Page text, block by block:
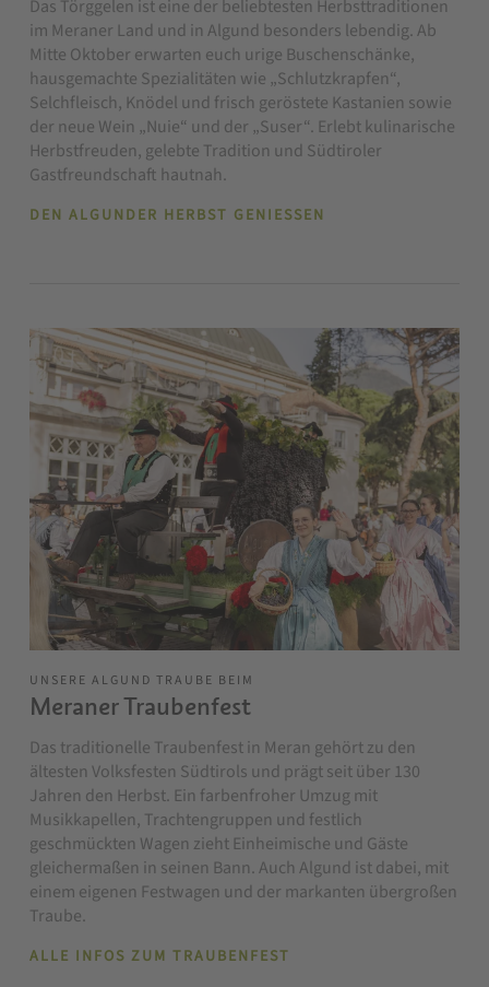
Das Törggelen ist eine der beliebtesten Herbsttraditionen
im Meraner Land und in Algund besonders lebendig. Ab
Mitte Oktober erwarten euch urige Buschenschänke,
hausgemachte Spezialitäten wie „Schlutzkrapfen“,
Selchfleisch, Knödel und frisch geröstete Kastanien sowie
der neue Wein „Nuie“ und der „Suser“. Erlebt kulinarische
Herbstfreuden, gelebte Tradition und Südtiroler
Gastfreundschaft hautnah.
DEN ALGUNDER HERBST GENIESSEN
UNSERE ALGUND TRAUBE BEIM
Meraner Traubenfest
Das traditionelle Traubenfest in Meran gehört zu den
ältesten Volksfesten Südtirols und prägt seit über 130
Jahren den Herbst. Ein farbenfroher Umzug mit
Musikkapellen, Trachtengruppen und festlich
geschmückten Wagen zieht Einheimische und Gäste
gleichermaßen in seinen Bann. Auch Algund ist dabei, mit
einem eigenen Festwagen und der markanten übergroßen
Traube.
ALLE INFOS ZUM TRAUBENFEST